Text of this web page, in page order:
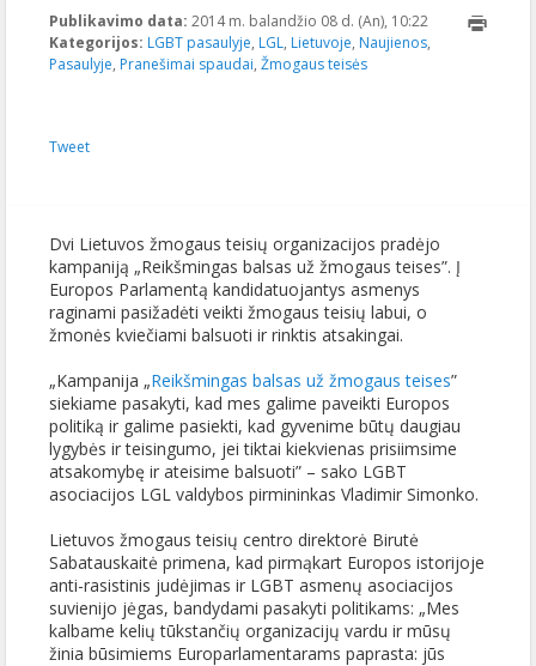
Publikavimo data: 2014 m. balandžio 08 d. (An), 10:22 2014-05-
Kategorijos: LGBT pasaulyje, LGL, Lietuvoje, Naujienos,
Pasaulyje, Pranešimai spaudai, Žmogaus teisės
Tweet
Dvi Lietuvos žmogaus teisių organizacijos pradėjo
kampaniją „Reikšmingas balsas už žmogaus teises”. Į
Europos Parlamentą kandidatuojantys asmenys
raginami pasižadėti veikti žmogaus teisių labui, o
žmonės kviečiami balsuoti ir rinktis atsakingai.
„Kampanija „Reikšmingas balsas už žmogaus teises”
siekiame pasakyti, kad mes galime paveikti Europos
politiką ir galime pasiekti, kad gyvenime būtų daugiau
lygybės ir teisingumo, jei tiktai kiekvienas prisiimsime
atsakomybę ir ateisime balsuoti” – sako LGBT
asociacijos LGL valdybos pirmininkas Vladimir Simonko.
Lietuvos žmogaus teisių centro direktorė Birutė
Sabatauskaitė primena, kad pirmąkart Europos istorijoje
anti-rasistinis judėjimas ir LGBT asmenų asociacijos
suvienijo jėgas, bandydami pasakyti politikams: „Mes
kalbame kelių tūkstančių organizacijų vardu ir mūsų
žinia būsimiems Europarlamentarams paprasta: jūs